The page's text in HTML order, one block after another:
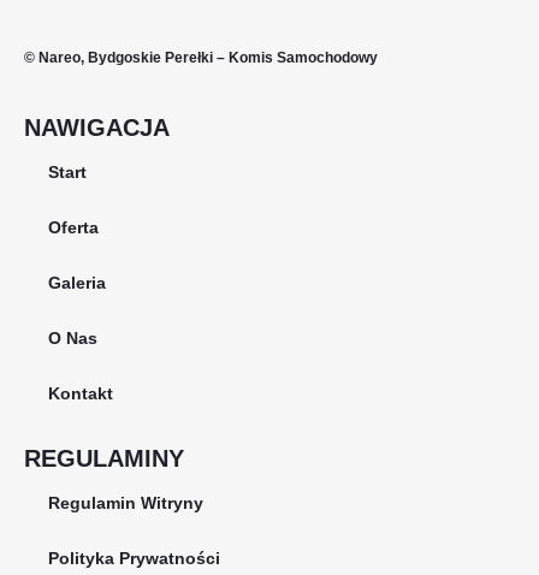
© Nareo, Bydgoskie Perełki – Komis Samochodowy
NAWIGACJA
Start
Oferta
Galeria
O Nas
Kontakt
REGULAMINY
Regulamin Witryny
Polityka Prywatności